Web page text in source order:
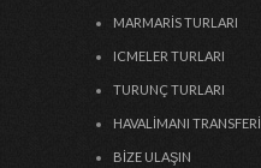
MARMARIS TURLARI
ICMELER TURLARI
TURUNÇ TURLARI
HAVALIMANI TRANSFERI
BIZE ULAŞIN